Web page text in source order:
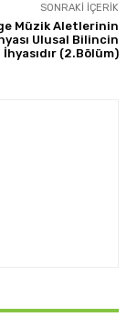
SONRAKI İÇERIK
Müzik Aletlerinin
Ulusal Bilincin
İhyasıdır (2.Bölüm)